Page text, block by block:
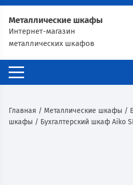
Металлические шкафы
Интернет-магазин
металлических шкафов
Главная / Металлические шкафы /
шкафы / Бухгалтерский шкаф Aiko